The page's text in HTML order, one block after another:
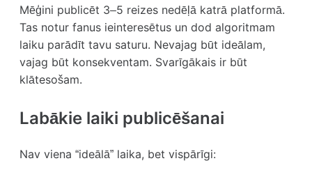
Mēģini publicēt 3–5 reizes nedēļā katrā platformā.
Tas notur fanus ieinteresētus un dod algoritmam
laiku parādīt tavu saturu. Nevajag būt ideālam,
vajag būt konsekventam. Svarīgākais ir būt
klātesošam.
Labākie laiki publicēšanai
Nav viena “ideālā” laika, bet vispārīgi: